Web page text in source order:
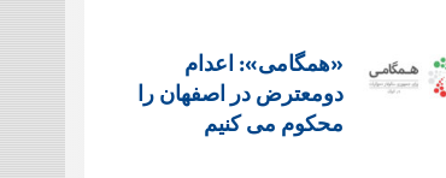
«همگامی»: اعدام
دومعترض در اصفهان را
محکوم می کنیم